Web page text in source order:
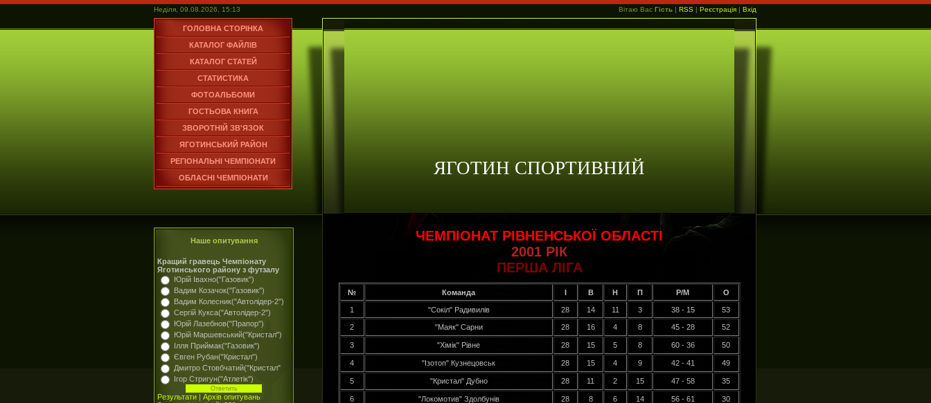
Неділя, 09.08.2026, 15:13 Вітаю Вас Гість | RSS | Реєстрація | Вхід
ГОЛОВНА СТОРІНКА
КАТАЛОГ ФАЙЛІВ
КАТАЛОГ СТАТЕЙ
СТАТИСТИКА
ФОТОАЛЬБОМИ
ГОСТЬОВА КНИГА
ЗВОРОТНІЙ ЗВ'ЯЗОК
ЯГОТИНСЬКИЙ РАЙОН
РЕГІОНАЛЬНІ ЧЕМПІОНАТИ
ОБЛАСНІ ЧЕМПІОНАТИ
ЯГОТИН СПОРТИВНИЙ
Наше опитування
Кращий гравець Чемпіонату
Яготинського району з футзалу
Юрій Івахно("Газовик")
Вадим Козачок("Газовик")
Вадим Колесник("Автолідер-2")
Сергій Кукса("Автолідер-2")
Юрій Лазебнов("Прапор")
Юрій Маршевський("Кристал")
Ілля Приймак("Газовик")
Євген Рубан("Кристал")
Дмитро Стовбчатий("Кристал"
Ігор Стригун("Атлетік")
Результати | Архів опитувань
ЧЕМПІОНАТ РІВНЕНСЬКОЇ ОБЛАСТІ
2001 РІК
ПЕРША ЛІГА
№ Команда В Н П Р/М О
1 "Сокіл" Радивилів 28 14 11 3 38 - 15 53
2 "Маяк" Сарни 28 16 4 8 45 - 28 52
3 "Хімік" Рівне 28 15 5 8 60 - 36 50
4 "Ізотоп" Кузнецовськ 28 15 4 9 42 - 41 49
5 "Кристал" Дубно 28 11 2 15 47 - 58 35
6 "Локомотив" Здолбунів 28 8 6 14 56 - 61 30